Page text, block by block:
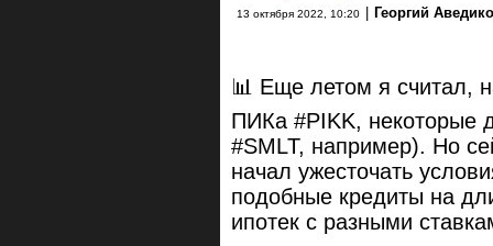
13 октября 2022, 10:20 | Георгий
📊 Еще летом я считал,
ПИКа #PIKK, некоторые
#SMLT, например). Но
начал ужесточать
подобные кредиты на
ипотек с разными